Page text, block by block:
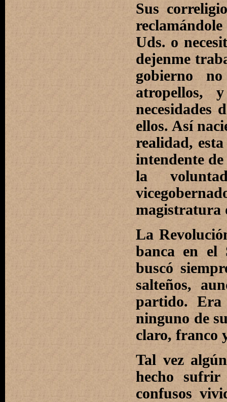
Sus
Uds. o
dejenme
gobierno
atropellos,
necesidades
ellos. Así
realidad,
intendente
la
magistratura
La
banca en el
buscó
salteños,
partido.
ninguno de
claro, franco
Tal vez
hecho sufrir
confusos